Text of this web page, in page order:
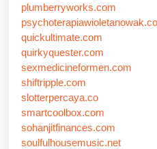
plumberryworks.com
quickultimate.com
quirkyquester.com
sexmedicineformen.com
shiftripple.com
slotterpercaya.co
smartcoolbox.com
sohanjitfinances.com
soulfulhousemusic.net